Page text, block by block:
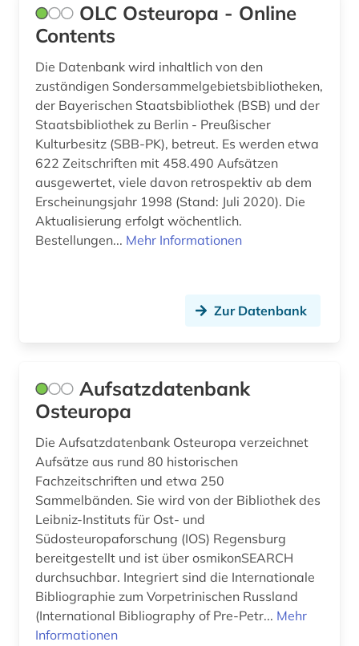
OLC Osteuropa - Online
Contents
Die Datenbank wird inhaltlich von den
zuständigen Sondersammelgebietsbibliotheken,
der Bayerischen Staatsbibliothek (BSB) und der
Staatsbibliothek zu Berlin - Preußischer
Kulturbesitz (SBB-PK), betreut. Es werden etwa
622 Zeitschriften mit 458.490 Aufsätzen
ausgewertet, viele davon retrospektiv ab dem
Erscheinungsjahr 1998 (Stand: Juli 2020). Die
Aktualisierung erfolgt wöchentlich.
Bestellungen... Mehr Informationen
Zur Datenbank
Aufsatzdatenbank
Osteuropa
Die Aufsatzdatenbank Osteuropa verzeichnet
Aufsätze aus rund 80 historischen
Fachzeitschriften und etwa 250
Sammelbänden. Sie wird von der Bibliothek des
Leibniz-Instituts für Ost- und
Südosteuropaforschung (IOS) Regensburg
bereitgestellt und ist über osmikonSEARCH
durchsuchbar. Integriert sind die Internationale
Bibliographie zum Vorpetrinischen Russland
(International Bibliography of Pre-Petr... Mehr
Informationen